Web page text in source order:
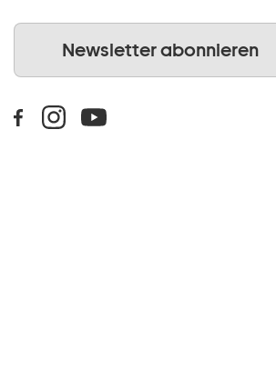
Newsletter abonnieren